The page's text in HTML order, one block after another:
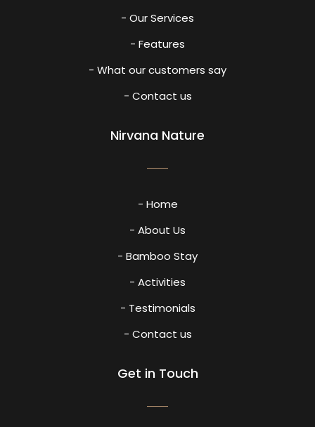
- Our Services
- Features
- What our customers say
- Contact us
Nirvana Nature
- Home
- About Us
- Bamboo Stay
- Activities
- Testimonials
- Contact us
Get in Touch